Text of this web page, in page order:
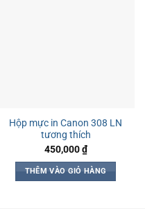
Hộp mực in Canon 308 LN
tương thích
450,000₫
THÊM VÀO GIỎ HÀNG